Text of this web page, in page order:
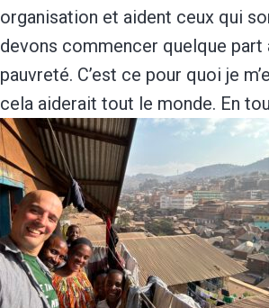
organisation et aident ceux qui
devons commencer quelque
pauvreté. C’est ce pour quoi je
cela aiderait tout le monde. En